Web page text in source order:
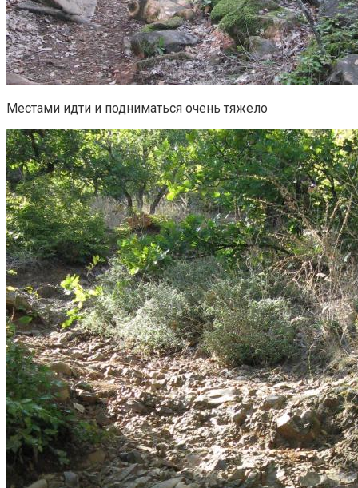
Местами идти и подниматься очень тяжело